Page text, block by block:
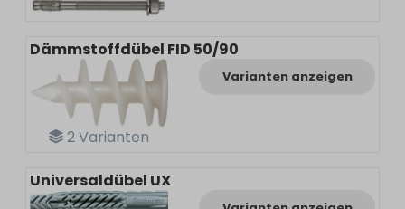
2Varianten
Dämmstoffdübel FID 50/90
Varianten anzeigen
Universaldübel UX